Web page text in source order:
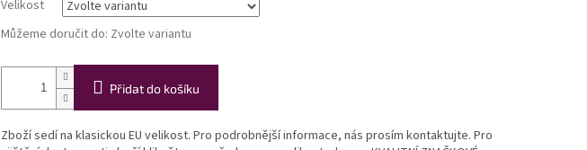
Velikost
Můžeme doručit do: Zvolte variantu
Přidat do košíku
Zboží sedí na klasickou EU velikost. Pro podrobnější informace, nás prosím kontaktujte. Pro